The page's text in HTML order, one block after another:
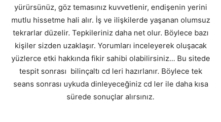
yürürsünüz, göz temasınız kuvvetlenir, endişenin yerini
mutlu hissetme hali alır. İş ve ilişkilerde yaşanan olumsuz
tekrarlar düzelir. Tepkileriniz daha net olur. Böylece bazı
kişiler sizden uzaklaşır. Yorumları inceleyerek oluşacak
yüzlerce etki hakkında fikir sahibi olabilirsiniz... Bu sitede
tespit sonrası bilinçaltı cd leri hazırlanır. Böylece tek
seans sonrası uykuda dinleyeceğiniz cd ler ile daha kısa
sürede sonuçlar alırsınız.